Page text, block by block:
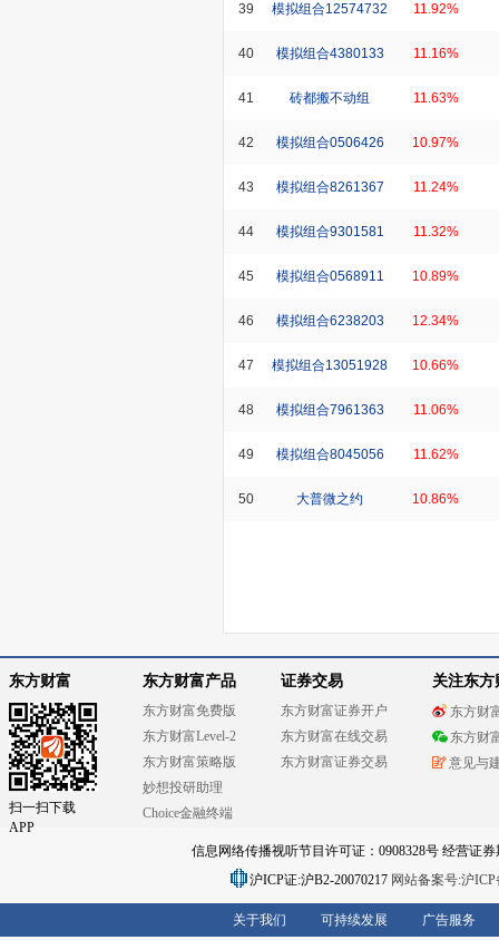
39 模拟组合12574732 11.92%
40 模拟组合4380133 11.16%
41 砖都搬不动组 11.63%
42 模拟组合0506426 10.97%
43 模拟组合8261367 11.24%
44 模拟组合9301581 11.32%
45 模拟组合0568911 10.89%
46 模拟组合6238203 12.34%
47 模拟组合13051928 10.66%
48 模拟组合7961363 11.06%
49 模拟组合8045056 11.62%
50 大普微之约 10.86%